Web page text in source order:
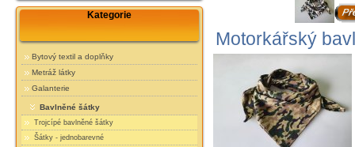
Kategorie
Bytový textil a doplňky
Metráž látky
Galanterie
Bavlněné šátky
Trojcípé bavlněné šátky
Šátky - jednobarevné
Motorkářský